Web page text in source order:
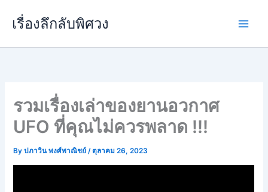
เรื่องลึกลับพิศวง
รวมเรื่องเล่าของยานอวกาศ
UFO ที่คุณไม่ควรพลาด !!!
Byปภาวิน พงศ์พาณิชย์/ตุลาคม 26, 2023